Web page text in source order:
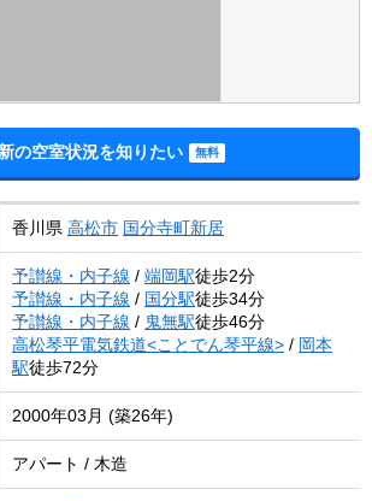
の空室状況を知りたい
香川県 高松市 国分寺町新居
予讃線・内子線 / 端岡駅徒歩2分
予讃線・内子線 / 国分駅徒歩34分
予讃線・内子線 / 鬼無駅徒歩46分
高松琴平電気鉄道<ことでん琴平線> / 岡本
駅徒歩72分
2000年03月 (築26年)
アパート / 木造